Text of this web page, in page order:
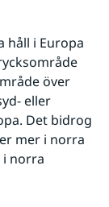
håll i Europa
över
eller
Det bidrog
mer i norra
i norra